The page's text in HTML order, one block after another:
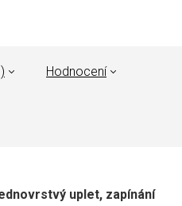
Hodnocení
uplet, zapínání